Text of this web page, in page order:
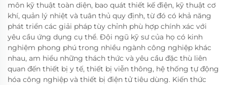
môn kỹ thuật toàn diện, bao quát thiết kế điện, kỹ thuật cơ
khí, quản lý nhiệt và tuân thủ quy định, từ đó có khả năng
phát triển các giải pháp tùy chỉnh phù hợp chính xác với
yêu cầu ứng dụng cụ thể. Đội ngũ kỹ sư của họ có kinh
nghiệm phong phú trong nhiều ngành công nghiệp khác
nhau, am hiểu những thách thức và yêu cầu đặc thù liên
quan đến thiết bị y tế, thiết bị viễn thông, hệ thống tự động
hóa công nghiệp và thiết bị điện tử tiêu dùng. Kiến thức